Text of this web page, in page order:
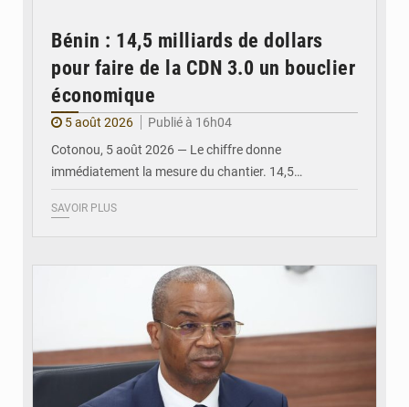
Bénin : 14,5 milliards de dollars
pour faire de la CDN 3.0 un bouclier
économique
5 août 2026
Publié à 16h04
Cotonou, 5 août 2026 — Le chiffre donne
immédiatement la mesure du chantier. 14,5…
SAVOIR PLUS